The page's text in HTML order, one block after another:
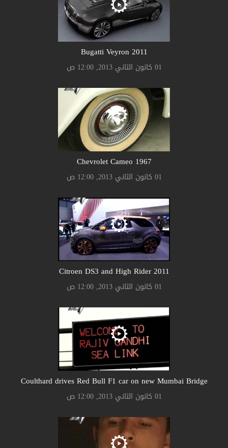
Bugatti Veyron 2011
01 كانون الثاني 2013, 12:00 ص
Chevrolet Cameo 1967
01 كانون الثاني 2013, 12:00 ص
Citroen DS3 and High Rider 2011
01 كانون الثاني 2013, 12:00 ص
Coulthard drives Red Bull F1 car on new Mumbai Bridge
01 كانون الثاني 2013, 12:00 ص